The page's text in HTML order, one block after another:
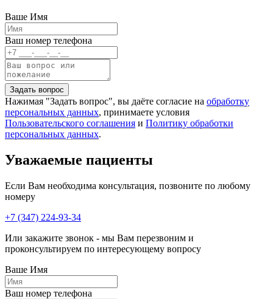
Ваше Имя
Ваш номер телефона
Нажимая "Задать вопрос", вы даёте согласие на обработку
персональных данных, принимаете условия
Пользовательского соглашения и Политику обработки
персональных данных.
Уважаемые пациенты
Если Вам необходима консультация, позвоните по любому
номеру
+7 (347) 224-93-34
Или закажите звонок - мы Вам перезвоним и
проконсультируем по интересующему вопросу
Ваше Имя
Ваш номер телефона